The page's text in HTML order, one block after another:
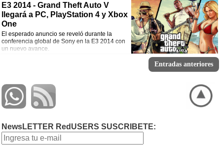
E3 2014 - Grand Theft Auto V
llegará a PC, PlayStation 4 y Xbox
One
El esperado anuncio se reveló durante la
conferencia global de Sony en la E3 2014 con
un nuevo avance.
Entradas anteriores
NewsLETTER RedUSERS SUSCRIBETE: